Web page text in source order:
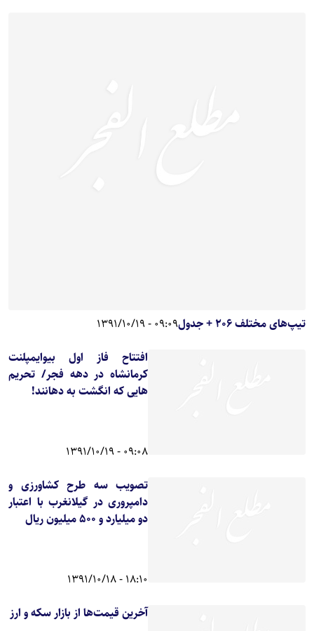
تیپ‌های مختلف 206 + جدول
09:09 - 1391/10/19
افتتاح فاز اول بیوایمپلنت
کرمانشاه در دهه فجر/ تحریم
هایی که انگشت به دهانند!
09:08 - 1391/10/19
تصویب سه طرح کشاورزی و
دامپروری در گیلانغرب با اعتبار
دو میلیارد و 500 میلیون ریال
18:10 - 1391/10/18
آخرین قیمت‌ها از بازار سکه و ارز